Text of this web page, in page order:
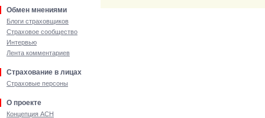
Обмен мнениями
Блоги страховщиков
Страховое сообщество
Интервью
Лента комментариев
Страхование в лицах
Страховые персоны
О проекте
Концепция АСН